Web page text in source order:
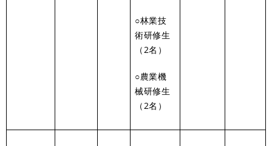
○林業技
術研修生
（2名）
○農業機
械研修生
（2名）